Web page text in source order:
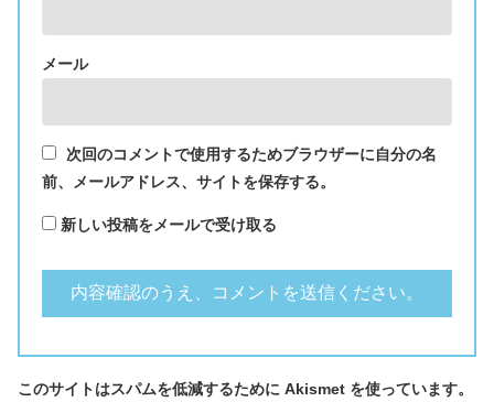
メール
次回のコメントで使用するためブラウザーに自分の名
前、メールアドレス、サイトを保存する。
新しい投稿をメールで受け取る
このサイトはスパムを低減するために Akismet を使っています。